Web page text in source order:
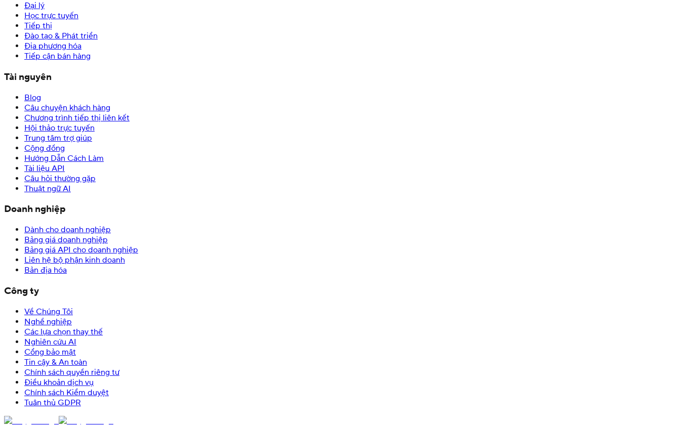
Đại lý
Học trực tuyến
Tiếp thị
Đào tạo & Phát triển
Địa phương hóa
Tiếp cận bán hàng
Tài nguyên
Blog
Câu chuyện khách hàng
Chương trình tiếp thị liên kết
Hội thảo trực tuyến
Trung tâm trợ giúp
Cộng đồng
Hướng Dẫn Cách Làm
Tài liệu API
Câu hỏi thường gặp
Thuật ngữ AI
Doanh nghiệp
Dành cho doanh nghiệp
Bảng giá doanh nghiệp
Bảng giá API cho doanh nghiệp
Liên hệ bộ phận kinh doanh
Bản địa hóa
Công ty
Về Chúng Tôi
Nghề nghiệp
Các lựa chọn thay thế
Nghiên cứu AI
Cổng bảo mật
Tin cậy & An toàn
Chính sách quyền riêng tư
Điều khoản dịch vụ
Chính sách Kiểm duyệt
Tuân thủ GDPR